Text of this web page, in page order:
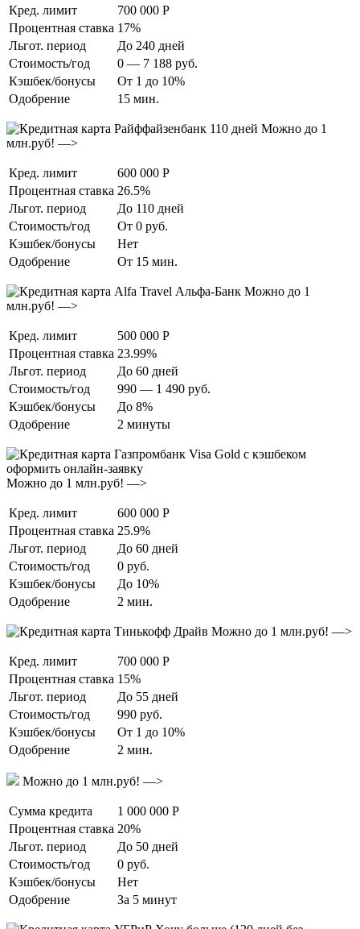
Кред. лимит
700 000 Р
Процентная ставка 17%
Льгот. период
До 240 дней
Стоимость/год
0 — 7 188 руб.
Кэшбек/бонусы
От 1 до 10%
Одобрение
15 мин.
Можно до 1
млн.руб! —>
Кред. лимит
600 000 Р
Процентная ставка 26.5%
Льгот. период
До 110 дней
Стоимость/год
От 0 руб.
Кэшбек/бонусы
Нет
Одобрение
От 15 мин.
Можно до 1
млн.руб! —>
Кред. лимит
500 000 Р
Процентная ставка 23.99%
Льгот. период
До 60 дней
Стоимость/год
990 — 1 490 руб.
Кэшбек/бонусы
До 8%
Одобрение
2 минуты
Можно до 1 млн.руб! —>
Кред. лимит
600 000 Р
Процентная ставка 25.9%
Льгот. период
До 60 дней
Стоимость/год
0 руб.
Кэшбек/бонусы
До 10%
Одобрение
2 мин.
Можно до 1 млн.руб! —>
Кред. лимит
700 000 Р
Процентная ставка 15%
Льгот. период
До 55 дней
Стоимость/год
990 руб.
Кэшбек/бонусы
От 1 до 10%
Одобрение
2 мин.
Можно до 1 млн.руб! —>
Сумма кредита
1 000 000 Р
Процентная ставка 20%
Льгот. период
До 50 дней
Стоимость/год
0 руб.
Кэшбек/бонусы
Нет
Одобрение
За 5 минут